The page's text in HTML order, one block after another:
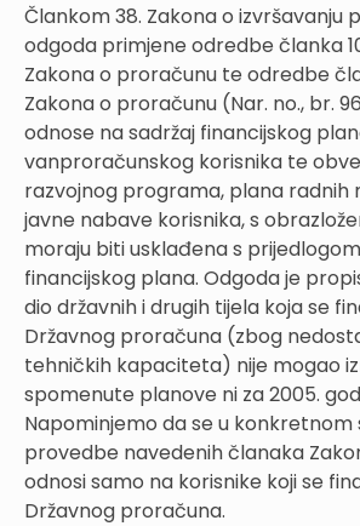
Člankom 38. Zakona o izvršavanju
odgoda primjene odredbe članka
Zakona o proračunu te odredbe
Zakona o proračunu (Nar. no., br.
odnose na sadržaj financijskog
vanproračunskog korisnika te
razvojnog programa, plana radnih
javne nabave korisnika, s
moraju biti usklađena s
financijskog plana. Odgoda je
dio državnih i drugih tijela koja se
Državnog proračuna (zbog
tehničkih kapaciteta) nije mogao
spomenute planove ni za 2005.
Napominjemo da se u konkretnom
provedbe navedenih članaka
odnosi samo na korisnike koji se
Državnog proračuna.